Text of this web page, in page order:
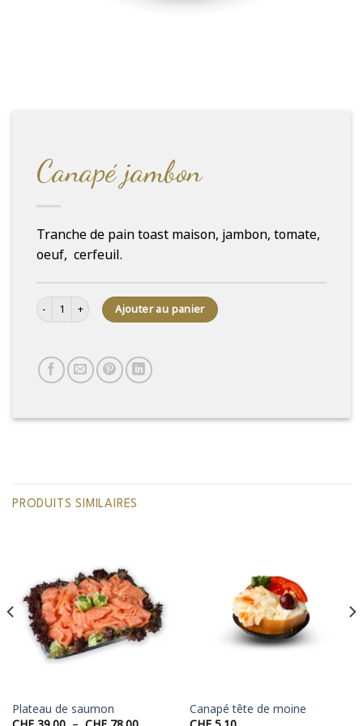
Canapé jambon
Tranche de pain toast maison, jambon, tomate,
oeuf, cerfeuil.
quantité de Canapé jambon
Ajouter au panier
PRODUITS SIMILAIRES
Plateau de saumon
Plage
Canapé tête de moine